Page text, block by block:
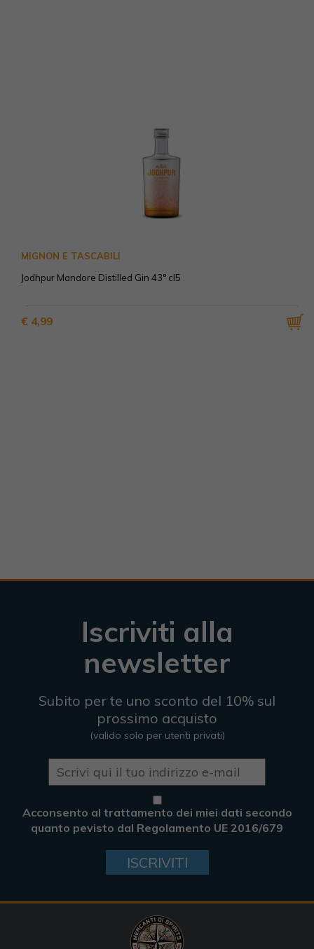
MIGNON E TASCABILI
Jodhpur Mandore Distilled Gin 43° cl5
€ 4,99
Iscriviti alla
newsletter
Subito per te uno sconto del 10% sul
prossimo acquisto
(valido solo per utenti privati)
Acconsento al trattamento dei miei dati secondo
quanto pevisto dal Regolamento UE 2016/679
ISCRIVITI